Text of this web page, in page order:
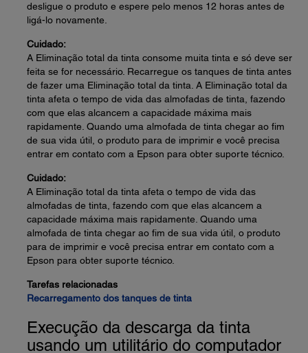
desligue o produto e espere pelo menos 12 horas antes de
ligá-lo novamente.
Cuidado:
A Eliminação total da tinta consome muita tinta e só deve ser
feita se for necessário. Recarregue os tanques de tinta antes
de fazer uma Eliminação total da tinta. A Eliminação total da
tinta afeta o tempo de vida das almofadas de tinta, fazendo
com que elas alcancem a capacidade máxima mais
rapidamente. Quando uma almofada de tinta chegar ao fim
de sua vida útil, o produto para de imprimir e você precisa
entrar em contato com a Epson para obter suporte técnico.
Cuidado:
A Eliminação total da tinta afeta o tempo de vida das
almofadas de tinta, fazendo com que elas alcancem a
capacidade máxima mais rapidamente. Quando uma
almofada de tinta chegar ao fim de sua vida útil, o produto
para de imprimir e você precisa entrar em contato com a
Epson para obter suporte técnico.
Tarefas relacionadas
Recarregamento dos tanques de tinta
Execução da descarga da tinta
usando um utilitário do computador